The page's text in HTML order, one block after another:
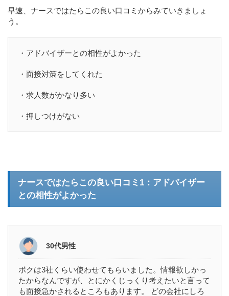
早速、ナースではたらこの良い口コミからみていきましょ
う。
・アドバイザーとの相性がよかった
・面接対策をしてくれた
・求人数がかなり多い
・押しつけがない
ナースではたらこの良い口コミ1：アドバイザー
との相性がよかった
30代男性
ボクは3社くらい使わせてもらいました。情報欲しかっ
たからなんですが、とにかくじっくり考えたいと言って
も面接急かされるところもあります。 どの会社にしろ